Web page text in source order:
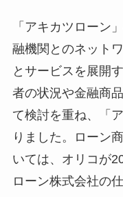
「アキカツローン
融機関とのネット
とサービスを展開
者の状況や金融商
て検討を重ね、「
りました。ローン
いては、オリコが
ローン株式会社の